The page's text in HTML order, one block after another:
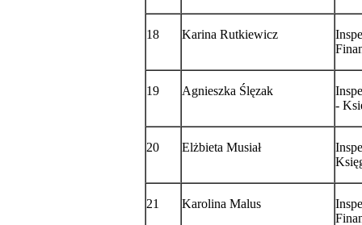
18 Karina Rutkiewicz
19 Agnieszka Ślęzak
-
20 Elżbieta Musiał
21 Karolina Malus